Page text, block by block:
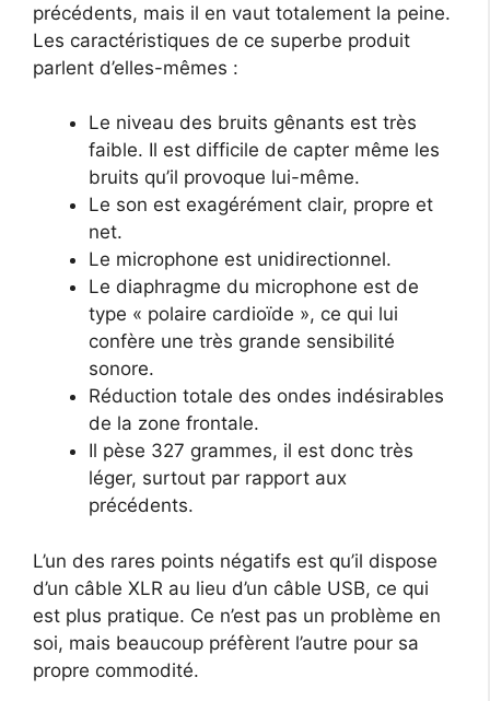
précédents, mais il en vaut totalement la peine.
Les caractéristiques de ce superbe produit
parlent d’elles-mêmes :
Le niveau des bruits gênants est très
faible. Il est difficile de capter même les
bruits qu’il provoque lui-même.
Le son est exagérément clair, propre et
net.
Le microphone est unidirectionnel.
Le diaphragme du microphone est de
type « polaire cardioïde », ce qui lui
confère une très grande sensibilité
sonore.
Réduction totale des ondes indésirables
de la zone frontale.
Il pèse 327 grammes, il est donc très
léger, surtout par rapport aux
précédents.
L’un des rares points négatifs est qu’il dispose
d’un câble XLR au lieu d’un câble USB, ce qui
est plus pratique. Ce n’est pas un problème en
soi, mais beaucoup préfèrent l’autre pour sa
propre commodité.